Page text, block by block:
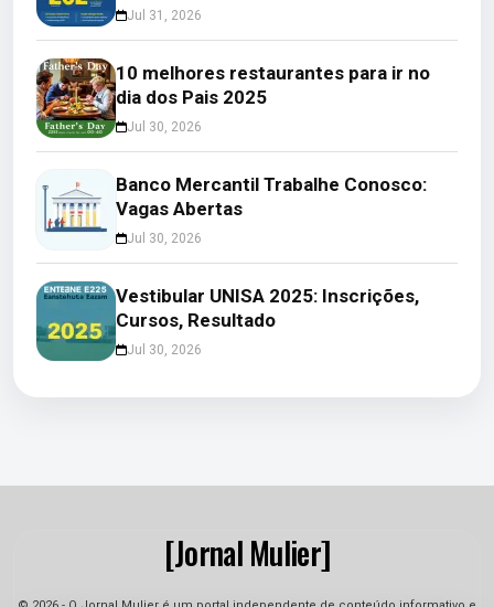
Jul 31, 2026
10 melhores restaurantes para ir no
dia dos Pais 2025
Jul 30, 2026
Banco Mercantil Trabalhe Conosco:
Vagas Abertas
Jul 30, 2026
Vestibular UNISA 2025: Inscrições,
Cursos, Resultado
Jul 30, 2026
[Jornal Mulier]